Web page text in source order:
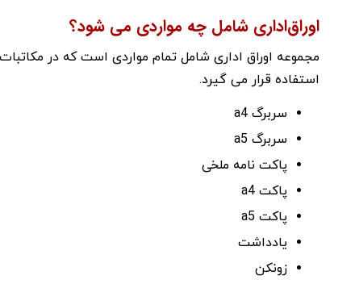
اوراق‌اداری شامل چه مواردی می شود؟
مجموعه اوراق اداری شامل تمام مواردی است که در
استفاده قرار می گیرد.
سربرگ a4
سربرگ a5
پاکت نامه ملخی
پاکت a4
پاکت a5
یادداشت
زونکن